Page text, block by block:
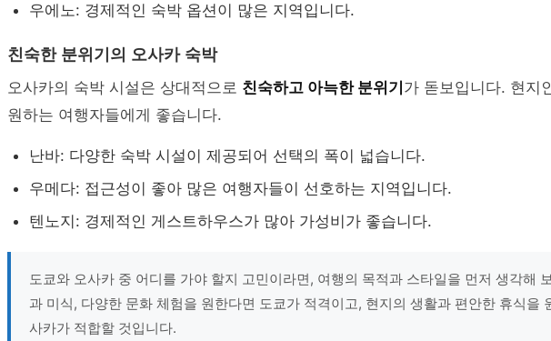
우에노: 경제적인 숙박 옵션이 많은 지역입니다.
친숙한 분위기의 오사카 숙박
오사카의 숙박 시설은 상대적으로 친숙하고 아늑한 분위기 가 돋보입니다. 현지
원하는 여행자들에게 좋습니다.
난바: 다양한 숙박 시설이 제공되어 선택의 폭이 넓습니다.
우메다: 접근성이 좋아 많은 여행자들이 선호하는 지역입니다.
텐노지: 경제적인 게스트하우스가 많아 가성비가 좋습니다.
도쿄와 오사카 중 어디를 가야 할지 고민이라면, 여행의 목적과 스타일을 먼저 생각해
과 미식, 다양한 문화 체험을 원한다면 도쿄가 적격이고, 현지의 생활과 편안한 휴식을
사카가 적합할 것입니다.